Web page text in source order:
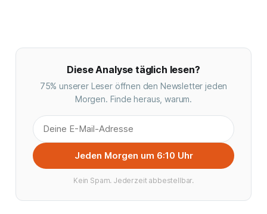
Diese Analyse täglich lesen?
75% unserer Leser öffnen den Newsletter jeden
Morgen. Finde heraus, warum.
Jeden Morgen um 6:10 Uhr
Kein Spam. Jederzeit abbestellbar.